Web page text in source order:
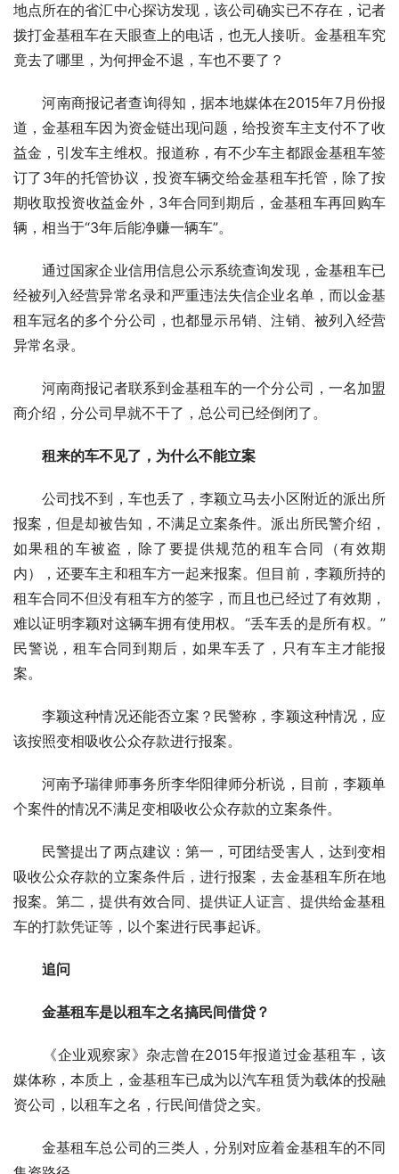
地点所在的省汇中心探访发现，该公司确实已不存在，记者
拨打金基租车在天眼查上的电话，也无人接听。金基租车究
竟去了哪里，为何押金不退，车也不要了？
河南商报记者查询得知，据本地媒体在2015年7月份报
道，金基租车因为资金链出现问题，给投资车主支付不了收
益金，引发车主维权。报道称，有不少车主都跟金基租车签
订了3年的托管协议，投资车辆交给金基租车托管，除了按
期收取投资收益金外，3年合同到期后，金基租车再回购车
辆，相当于“3年后能净赚一辆车”。
通过国家企业信用信息公示系统查询发现，金基租车已
经被列入经营异常名录和严重违法失信企业名单，而以金基
租车冠名的多个分公司，也都显示吊销、注销、被列入经营
异常名录。
河南商报记者联系到金基租车的一个分公司，一名加盟
商介绍，分公司早就不干了，总公司已经倒闭了。
租来的车不见了，为什么不能立案
公司找不到，车也丢了，李颖立马去小区附近的派出所
报案，但是却被告知，不满足立案条件。派出所民警介绍，
如果租的车被盗，除了要提供规范的租车合同（有效期
内），还要车主和租车方一起来报案。但目前，李颖所持的
租车合同不但没有租车方的签字，而且也已经过了有效期，
难以证明李颖对这辆车拥有使用权。“丢车丢的是所有权。”
民警说，租车合同到期后，如果车丢了，只有车主才能报
案。
李颖这种情况还能否立案？民警称，李颖这种情况，应
该按照变相吸收公众存款进行报案。
河南予瑞律师事务所李华阳律师分析说，目前，李颖单
个案件的情况不满足变相吸收公众存款的立案条件。
民警提出了两点建议：第一，可团结受害人，达到变相
吸收公众存款的立案条件后，进行报案，去金基租车所在地
报案。第二，提供有效合同、提供证人证言、提供给金基租
车的打款凭证等，以个案进行民事起诉。
追问
金基租车是以租车之名搞民间借贷？
《企业观察家》杂志曾在2015年报道过金基租车，该
媒体称，本质上，金基租车已成为以汽车租赁为载体的投融
资公司，以租车之名，行民间借贷之实。
金基租车总公司的三类人，分别对应着金基租车的不同